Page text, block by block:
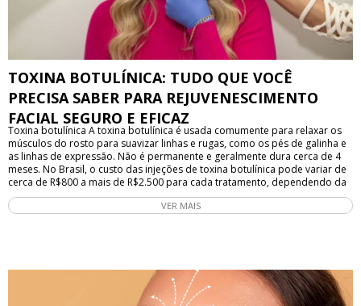
TOXINA BOTULÍNICA: TUDO QUE VOCÊ
PRECISA SABER PARA REJUVENESCIMENTO
FACIAL SEGURO E EFICAZ
Toxina botulínica A toxina botulínica é usada comumente para relaxar os
músculos do rosto para suavizar linhas e rugas, como os pés de galinha e
as linhas de expressão. Não é permanente e geralmente dura cerca de 4
meses. No Brasil, o custo das injeções de toxina botulínica pode variar de
cerca de R$800 a mais de R$2.500 para cada tratamento, dependendo da
clínica, marca do produto, quantidade de unidades a serem utilizadas e da
área a ser tratada. 5 Dicas que você precisa saber antes de realizar as
tenham formação adequada ou tenham concluído apenas um curso de
formação de curta duração. 3 - Quando você encontrar o médico,
pergunte sobre: sua formação, qualificações e experiência o nome do
VER MAIS